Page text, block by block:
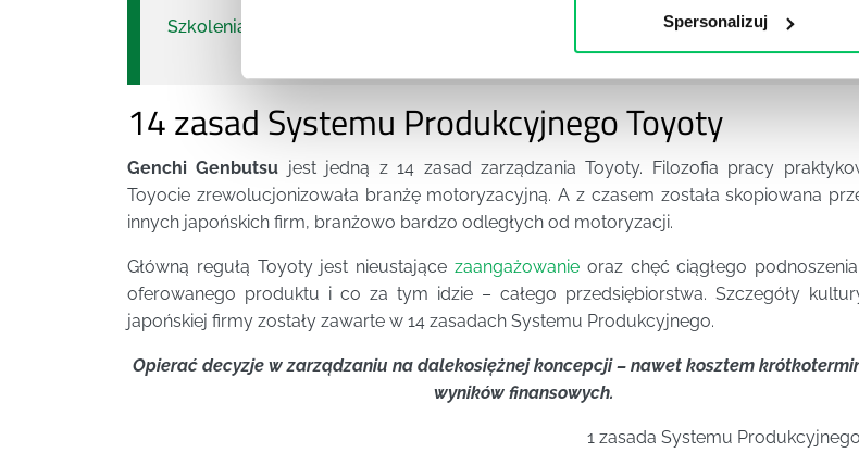
Spersonalizuj
Szkolenia menadżerskie
14 zasad Systemu Produkcyjnego Toyoty
Genchi Genbutsu jest jedną z 14 zasad zarządzania Toyoty. Filozofia pracy
Toyocie zrewolucjonizowała branżę motoryzacyjną. A z czasem została skopiowana
innych japońskich firm, branżowo bardzo odległych od motoryzacji.
Główną regułą Toyoty jest nieustające zaangażowanie oraz chęć ciągłego
oferowanego produktu i co za tym idzie – całego przedsiębiorstwa. Szczegóły
japońskiej firmy zostały zawarte w 14 zasadach Systemu Produkcyjnego.
Opierać decyzje w zarządzaniu na dalekosiężnej koncepcji – nawet kosztem
wyników finansowych.
1 zasada Systemu